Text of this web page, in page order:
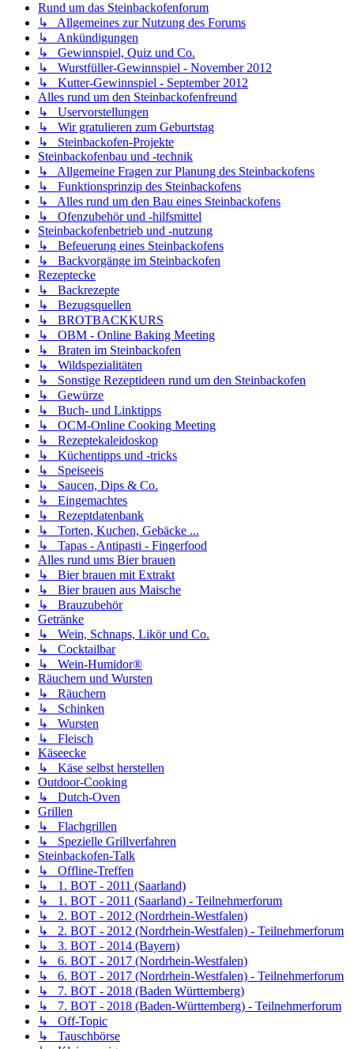
Rund um das Steinbackofenforum
↳ Allgemeines zur Nutzung des Forums
↳ Ankündigungen
↳ Gewinnspiel, Quiz und Co.
↳ Wurstfüller-Gewinnspiel - November 2012
↳ Kutter-Gewinnspiel - September 2012
Alles rund um den Steinbackofenfreund
↳ Uservorstellungen
↳ Wir gratulieren zum Geburtstag
↳ Steinbackofen-Projekte
Steinbackofenbau und -technik
↳ Allgemeine Fragen zur Planung des Steinbackofens
↳ Funktionsprinzip des Steinbackofens
↳ Alles rund um den Bau eines Steinbackofens
↳ Ofenzubehör und -hilfsmittel
Steinbackofenbetrieb und -nutzung
↳ Befeuerung eines Steinbackofens
↳ Backvorgänge im Steinbackofen
Rezeptecke
↳ Backrezepte
↳ Bezugsquellen
↳ BROTBACKKURS
↳ OBM - Online Baking Meeting
↳ Braten im Steinbackofen
↳ Wildspezialitäten
↳ Sonstige Rezeptideen rund um den Steinbackofen
↳ Gewürze
↳ Buch- und Linktipps
↳ OCM-Online Cooking Meeting
↳ Rezeptekaleidoskop
↳ Küchentipps und -tricks
↳ Speiseeis
↳ Saucen, Dips & Co.
↳ Eingemachtes
↳ Rezeptdatenbank
↳ Torten, Kuchen, Gebäcke ...
↳ Tapas - Antipasti - Fingerfood
Alles rund ums Bier brauen
↳ Bier brauen mit Extrakt
↳ Bier brauen aus Maische
↳ Brauzubehör
Getränke
↳ Wein, Schnaps, Likör und Co.
↳ Cocktailbar
↳ Wein-Humidor®
Räuchern und Wursten
↳ Räuchern
↳ Schinken
↳ Wursten
↳ Fleisch
Käseecke
↳ Käse selbst herstellen
Outdoor-Cooking
↳ Dutch-Oven
Grillen
↳ Flachgrillen
↳ Spezielle Grillverfahren
Steinbackofen-Talk
↳ Offline-Treffen
↳ 1. BOT - 2011 (Saarland)
↳ 1. BOT - 2011 (Saarland) - Teilnehmerforum
↳ 2. BOT - 2012 (Nordrhein-Westfalen)
↳ 2. BOT - 2012 (Nordrhein-Westfalen) - Teilnehmerforum
↳ 3. BOT - 2014 (Bayern)
↳ 6. BOT - 2017 (Nordrhein-Westfalen)
↳ 6. BOT - 2017 (Nordrhein-Westfalen) - Teilnehmerforum
↳ 7. BOT - 2018 (Baden Württemberg)
↳ 7. BOT - 2018 (Baden-Württemberg) - Teilnehmerforum
↳ Off-Topic
↳ Tauschbörse